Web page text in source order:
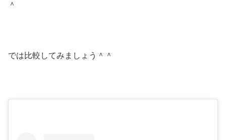
＾
では比較してみましょう＾＾